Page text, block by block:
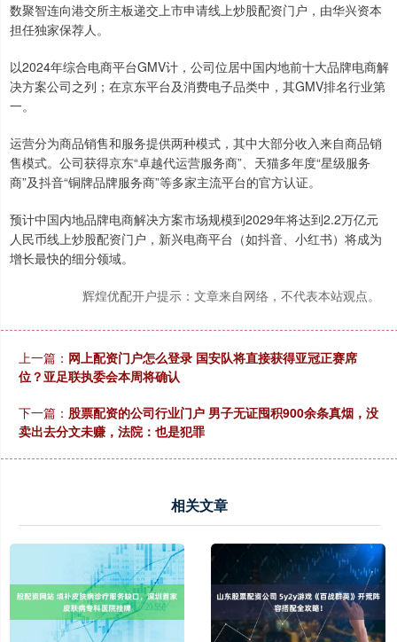
数聚智连向港交所主板递交上市申请线上炒股配资门户，由华兴资本
担任独家保荐人。
以2024年综合电商平台GMV计，公司位居中国内地前十大品牌电商解
决方案公司之列；在京东平台及消费电子品类中，其GMV排名行业第
一。
运营分为商品销售和服务提供两种模式，其中大部分收入来自商品销
售模式。公司获得京东“卓越代运营服务商”、天猫多年度“星级服务
商”及抖音“铜牌品牌服务商”等多家主流平台的官方认证。
预计中国内地品牌电商解决方案市场规模到2029年将达到2.2万亿元
人民币线上炒股配资门户，新兴电商平台（如抖音、小红书）将成为
增长最快的细分领域。
辉煌优配开户提示：文章来自网络，不代表本站观点。
上一篇： 网上配资门户怎么登录 国安队将直接获得亚冠正赛席
位？亚足联执委会本周将确认
下一篇： 股票配资的公司行业门户 男子无证囤积900余条真烟，没
卖出去分文未赚，法院：也是犯罪
相关文章